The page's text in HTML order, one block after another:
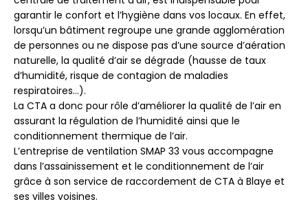
garantir le confort et l’hygiène dans vos locaux. En effet,
lorsqu’un bâtiment regroupe une grande agglomération
de personnes ou ne dispose pas d’une source d’aération
naturelle, la qualité d’air se dégrade (hausse de taux
d’humidité, risque de contagion de maladies
respiratoires…).
La CTA a donc pour rôle d’améliorer la qualité de l’air en
assurant la régulation de l’humidité ainsi que le
conditionnement thermique de l’air.
L’entreprise de ventilation SMAP 33 vous accompagne
dans l’assainissement et le conditionnement de l’air
grâce à son service de raccordement de CTA à Blaye et
ses villes voisines.